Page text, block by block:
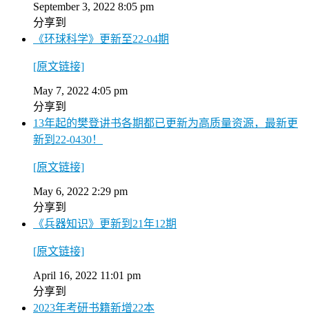
September 3, 2022 8:05 pm
分享到
《环球科学》更新至22-04期
[原文链接]
May 7, 2022 4:05 pm
分享到
13年起的樊登讲书各期都已更新为高质量资源，最新更
新到22-0430！
[原文链接]
May 6, 2022 2:29 pm
分享到
《兵器知识》更新到21年12期
[原文链接]
April 16, 2022 11:01 pm
分享到
2023年考研书籍新增22本